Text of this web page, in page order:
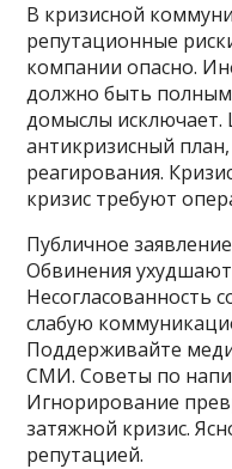
В кризисной
репутационные
компании опасно.
должно быть
домыслы исключает.
антикризисный
реагирования.
кризис требуют
Публичное
Обвинения
Несогласованность
слабую
Поддерживайте
СМИ. Советы по
Игнорирование
затяжной кризис.
репутацией.